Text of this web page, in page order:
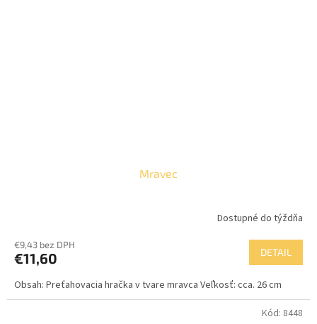
Mravec
Dostupné do týždňa
€9,43 bez DPH
€11,60 DETAIL
Obsah: Preťahovacia hračka v tvare mravca Veľkosť: cca. 26 cm
Kód: 8448